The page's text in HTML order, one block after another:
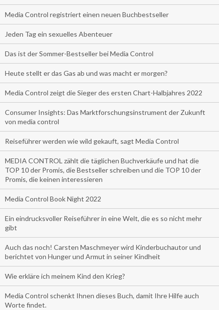
Media Control registriert einen neuen Buchbestseller
Jeden Tag ein sexuelles Abenteuer
Das ist der Sommer-Bestseller bei Media Control
Heute stellt er das Gas ab und was macht er morgen?
Media Control zeigt die Sieger des ersten Chart-Halbjahres 2022
Consumer Insights: Das Marktforschungsinstrument der Zukunft
von media control
Reiseführer werden wie wild gekauft, sagt Media Control
MEDIA CONTROL zählt die täglichen Buchverkäufe und hat die
TOP 10 der Promis, die Bestseller schreiben und die TOP 10 der
Promis, die keinen interessieren
Media Control Book Night 2022
Ein eindrucksvoller Reiseführer in eine Welt, die es so nicht mehr
gibt
Auch das noch! Carsten Maschmeyer wird Kinderbuchautor und
berichtet von Hunger und Armut in seiner Kindheit
Wie erkläre ich meinem Kind den Krieg?
Media Control schenkt Ihnen dieses Buch, damit Ihre Hilfe auch
Worte findet.